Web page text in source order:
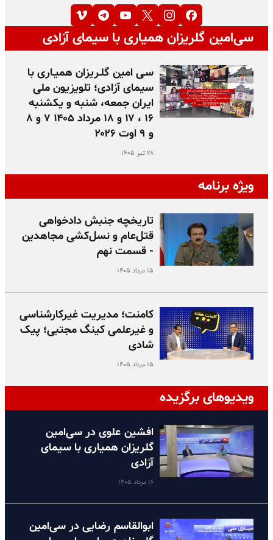
سی‌امین گلریزان همیاری با سیمای آزادی
سـی امین گلـریزان همیـاری با
سیمای آزادی؛ تلویزیون ملی
ایران جمعه، شنبه و یکشنبه
۱۶ ، ۱۷ و ۱۸ مرداد ۱۴۰۵ ۷ و ۸
و ۹ اوت ۲۰۲۶
۲۸ تیر ۱۴۰۵
ویژه برنامه
تاریخچه جنبش دادخواهی
قتل‌عام و نسل‌کشی مجاهدین
- قسمت نهم
۱۵ مرداد ۱۴۰۵
کامنت؛ مدیریت غیرکارشناسی
و غیرعلمی کینگ مجتبی؛ پیک
شادی
۱۵ مرداد ۱۴۰۵
ویدیوهای برگزیده
افشین علوی در سی‌امین
گلریزان همیاری با سیمای
آزادی
۱۶ مرداد ۱۴۰۵
ابوالقاسم رضایی در سی‌امین